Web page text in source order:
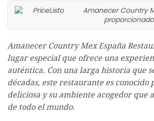
Amanecer Country
Amanecer Country Mex España
lugar especial que ofrece una
auténtica. Con una larga historia que
décadas, este restaurante es conocido
deliciosa y su ambiente acogedor que
de todo el mundo.